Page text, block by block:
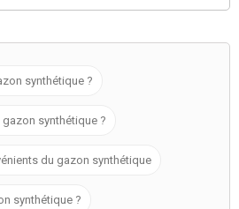
synthétique ?
synthétique ?
du gazon synthétique
synthétique ?